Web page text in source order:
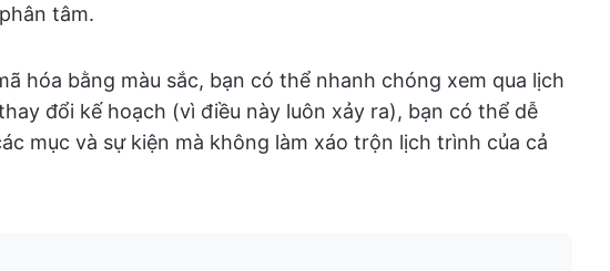
tâm.
hóa bằng màu sắc, bạn có thể nhanh chóng xem qua lịch
đổi kế hoạch (vì điều này luôn xảy ra), bạn có thể dễ
mục và sự kiện mà không làm xáo trộn lịch trình của cả